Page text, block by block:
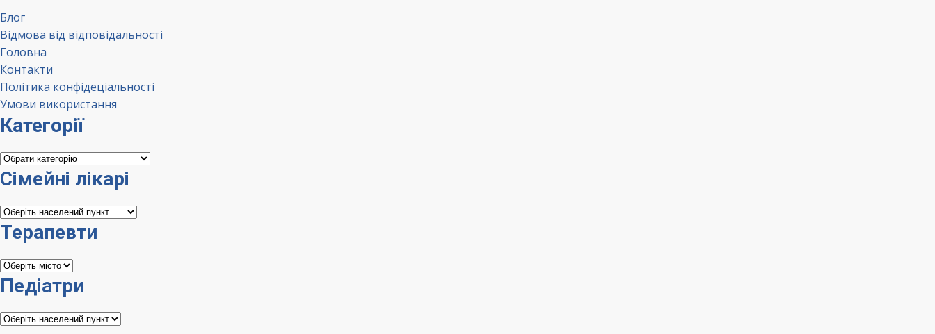
Блог
Відмова від відповідальності
Головна
Контакти
Політика конфідеціальності
Умови використання
Категорії
Категорії
Сімейні лікарі
Сімейні
лікарі
Терапевти
Терапевти
Педіатри
Педіатри